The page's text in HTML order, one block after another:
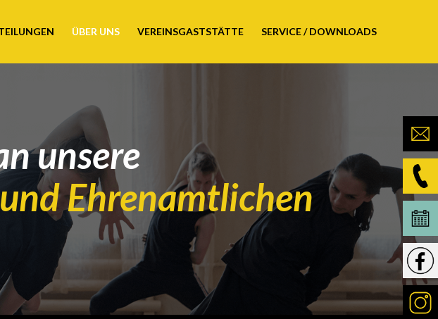
ÜBER UNS VEREINSGASTSTÄTTE SERVICE / DOWNLOADS
unsere
Ehrenamtlichen